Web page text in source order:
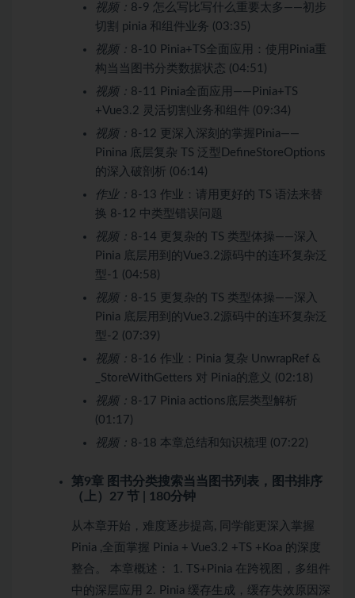
视频： 8-9 怎么写比写什么重要太多——初步
切割 pinia 和组件业务 (03:35)
视频： 8-10 Pinia+TS全面应用：使用Pinia重
构当当图书分类数据状态 (04:51)
视频： 8-11 Pinia全面应用——Pinia+TS
+Vue3.2 灵活切割业务和组件 (09:34)
视频： 8-12 更深入深刻的掌握Pinia——
Pinina 底层复杂 TS 泛型DefineStoreOptions
的深入破剖析 (06:14)
作业： 8-13 作业：请用更好的 TS 语法来替
换 8-12 中类型错误问题
视频： 8-14 更复杂的 TS 类型体操——深入
Pinia 底层用到的Vue3.2源码中的连环复杂泛
型-1 (04:58)
视频： 8-15 更复杂的 TS 类型体操——深入
Pinia 底层用到的Vue3.2源码中的连环复杂泛
型-2 (07:39)
视频： 8-16 作业：Pinia 复杂 UnwrapRef &
_StoreWithGetters 对 Pinia的意义 (02:18)
视频： 8-17 Pinia actions底层类型解析
(01:17)
视频： 8-18 本章总结和知识梳理 (07:22)
第9章 图书分类搜索当当图书列表，图书排序
（上） 27 节 | 180分钟
从本章开始，难度逐步提高, 同学能更深入掌握
Pinia ,全面掌握 Pinia + Vue3.2 +TS +Koa 的深度
整合。 本章概述： 1. TS+Pinia 在跨视图，多组件
中的深层应用 2. Pinia 缓存生成，缓存失效原因深